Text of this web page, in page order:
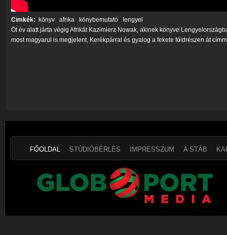
Cimkék: könyv afrika könybemutató
lengyel
Öt év alatt járta végig Afrikát Kazimierz Nowak, akinek könyve
most magyarul is megjelent, Kerékpárral és gyalog a fekete földrészen át
FŐOLDAL STÚDIÓBÉRLÉS IMPRESSZUM A STÁB